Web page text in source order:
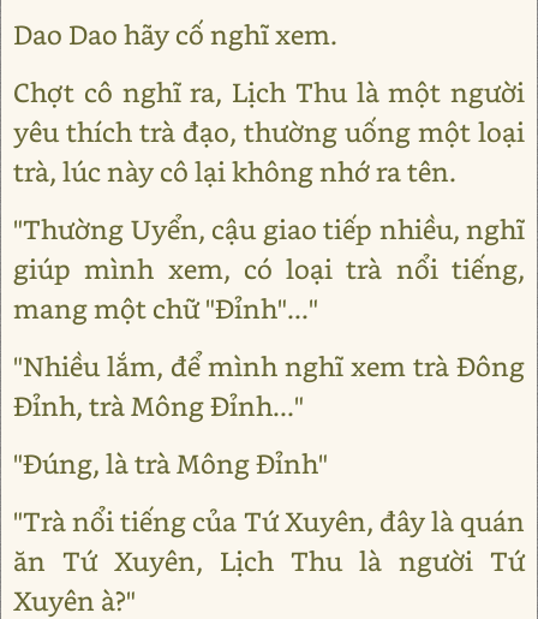
Dao Dao hãy cố nghĩ xem.
Chợt cô nghĩ ra, Lịch Thu là một người
yêu thích trà đạo, thường uống một loại
trà, lúc này cô lại không nhớ ra tên.
"Thường Uyển, cậu giao tiếp nhiều, nghĩ
giúp mình xem, có loại trà nổi tiếng,
mang một chữ "Đỉnh"..."
"Nhiều lắm, để mình nghĩ xem trà Đông
Đỉnh, trà Mông Đỉnh..."
"Đúng, là trà Mông Đỉnh"
"Trà nổi tiếng của Tứ Xuyên, đây là quán
ăn Tứ Xuyên, Lịch Thu là người Tứ
Xuyên à?"